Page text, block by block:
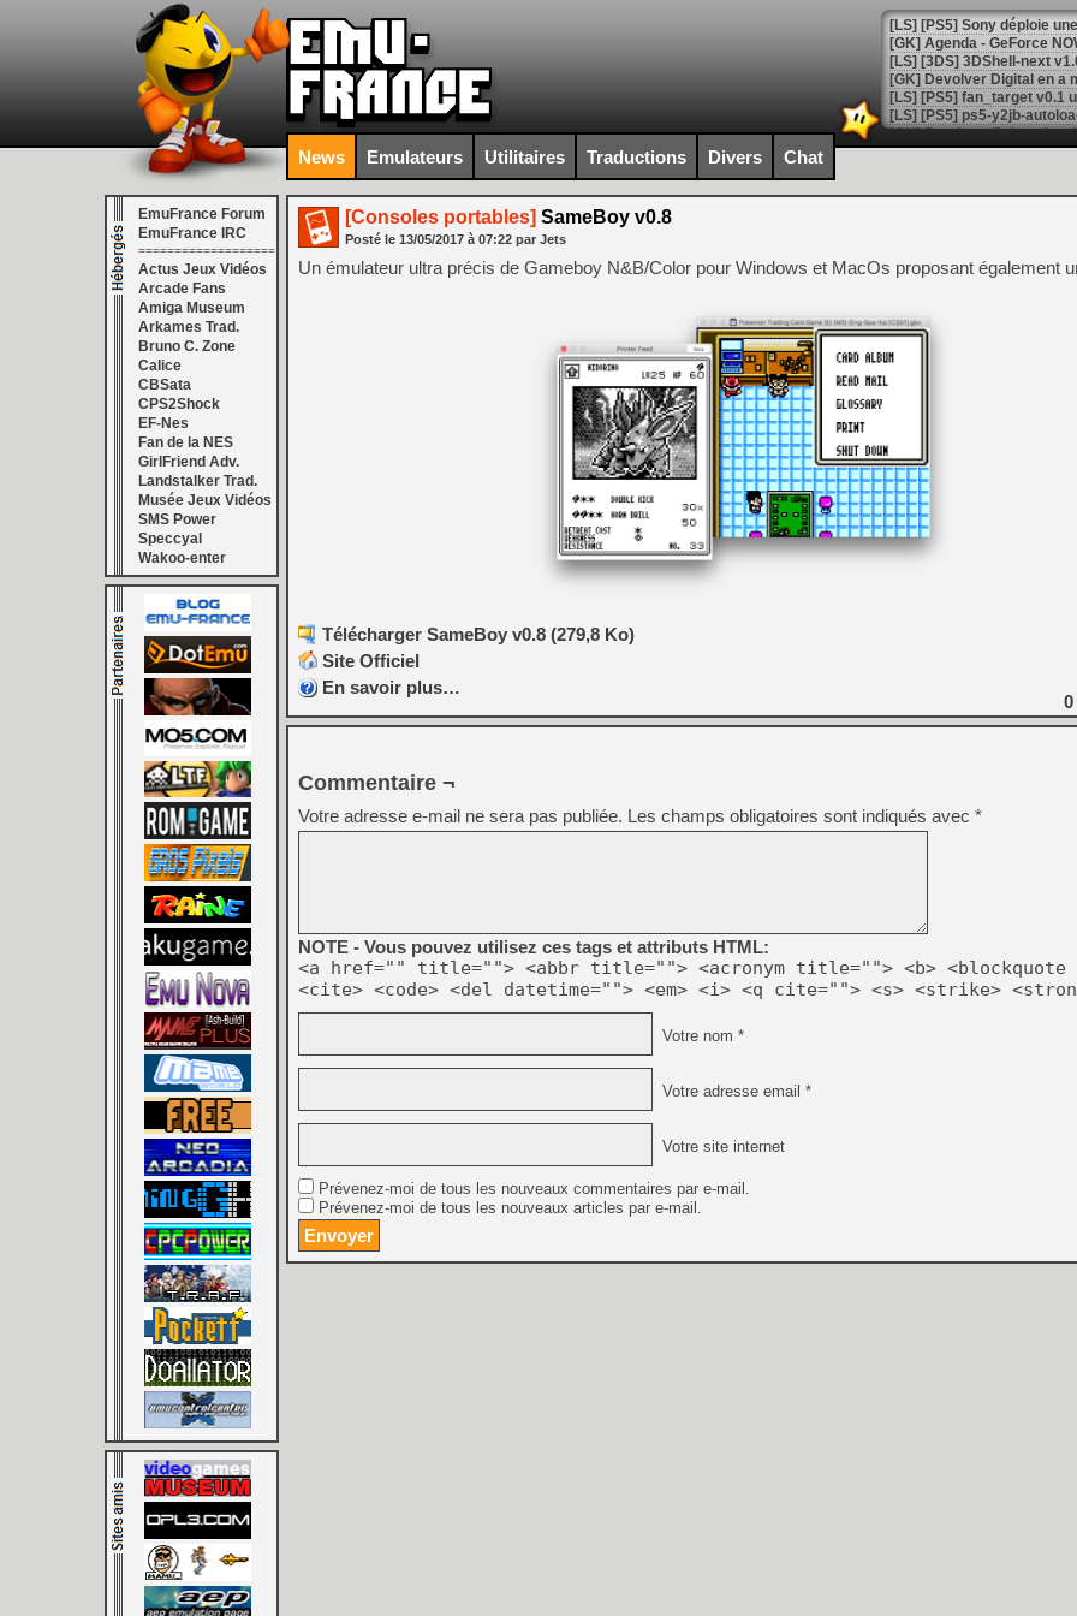
[GK] Agenda - GeForce
[GK] Devolver Digital en a
[LS] [PS5] ps5-y2jb-
[GK] Pourquoi Marvel
[GK] Test : Restory : Chill
[GK] GTA 6 : Rockstar
[GK] Hot Wheels Infinite
[GK] Mémoire cash -
[GK] Résultats Nintendo :
[GK] Déjà des
[Mo5] Brickboy cherche à
[GK] Minecraft et ses «
[GK] Beast of
[GK] Ubisoft : fin de partie
[GK] Mémoire cash -
[GK] Dan Houser (GTA)
[GK] Comment EA Sports
[GK] Crimson Moon : un
[GK] Isle of Reveries : le
[GK] Moonlighter 2 : The
[GK] Capcom relance
[Mo5] Deux inédits du
[GK] Le beat'em up The
[GK] Endless Legend 2 :
[LS] [PS5] Le WebKit
[GK] Oubliez Crazy Taxi,
[LS] [Switch] NSZ 5.0.0
[GK] No More Room in
News Emulateurs Utilitaires Traductions Divers Chat
EmuFrance Forum
EmuFrance IRC
===================
Actus Jeux Vidéos
Arcade Fans
Amiga Museum
Arkames Trad.
Bruno C. Zone
Calice
CBSata
CPS2Shock
EF-Nes
Fan de la NES
GirlFriend Adv.
Landstalker Trad.
Musée Jeux Vidéos
SMS Power
Speccyal
Wakoo-enter
[Consoles portables] SameBoy v0.8
Posté le 13/05/2017 à 07:22 par Jets
Un émulateur ultra précis de Gameboy N&B/Color pour Windows et MacOs proposant également
Télécharger SameBoy v0.8 (279,8 Ko)
Site Officiel
En savoir plus…
0
Commentaire ¬
Votre adresse e-mail ne sera pas publiée. Les champs obligatoires sont indiqués avec *
NOTE - Vous pouvez utilisez ces tags et attributs HTML:
<a href="" title=""> <abbr title=""> <acronym title=""> <b> <blockquote
<cite> <code> <del datetime=""> <em> <i> <q cite=""> <s> <strike>
Votre nom *
Votre adresse email *
Votre site internet
Prévenez-moi de tous les nouveaux commentaires par e-mail.
Prévenez-moi de tous les nouveaux articles par e-mail.